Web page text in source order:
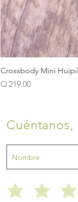
Crossbody Mini
Precio
Q 219.00